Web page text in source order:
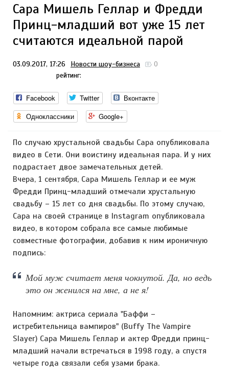
Сара Мишель Геллар и Фредди
Принц-младший вот уже 15 лет
считаются идеальной парой
03.09.2017, 17:26 Новости шоу-бизнеса
0
рейтинг:
Facebook Twitter
Вконтакте
Одноклассники
Google+
По случаю хрустальной свадьбы Сара опубликовала
видео в Сети. Они воистину идеальная пара. И у них
подрастает двое замечательных детей.
Вчера, 1 сентября, Сара Мишель Геллар и ее муж
Фредди Принц-младший отмечали хрустальную
свадьбу – 15 лет со дня свадьбы. По этому случаю,
Сара на своей странице в Instagram опубликовала
видео, в котором собрала все самые любимые
совместные фотографии, добавив к ним ироничную
подпись:
Мой муж считает меня чокнутой. Да, но ведь
это он женился на мне, а не я!
Напомним: актриса сериала "Баффи –
истребительница вампиров" (Buffy The Vampire
Slayer) Сара Мишель Геллар и актер Фредди принц-
младший начали встречаться в 1998 году, а спустя
четыре года связали себя узами брака.